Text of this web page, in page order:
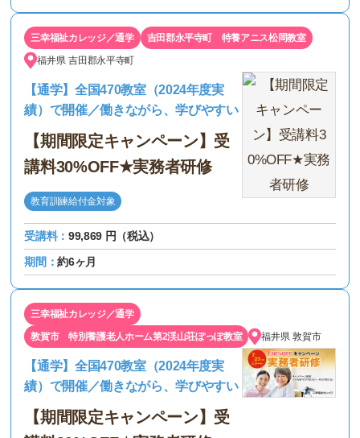
三幸福祉カレッジ／通学
吉田郡永平寺町 特養アニス松岡教室
福井県 吉田郡永平寺町
【通学】全国470教室（2024年度実
績）で開催／働きながら、学びやすい
【期間限定キャンペーン】受
講料30%OFF★実務者研修
教育訓練給付金対象
受講料：99,869 円（税込）
期間：約6ヶ月
三幸福祉カレッジ／通学
敦賀市 特別養護老人ホーム第2渓山荘ぽっぽ教室
福井県 敦賀市
【通学】全国470教室（2024年度実
績）で開催／働きながら、学びやすい
【期間限定キャンペーン】受